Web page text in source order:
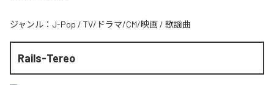
ジャンル： J-Pop / TV/ドラマ/CM/映画 / 歌謡曲
Rails-Tereo